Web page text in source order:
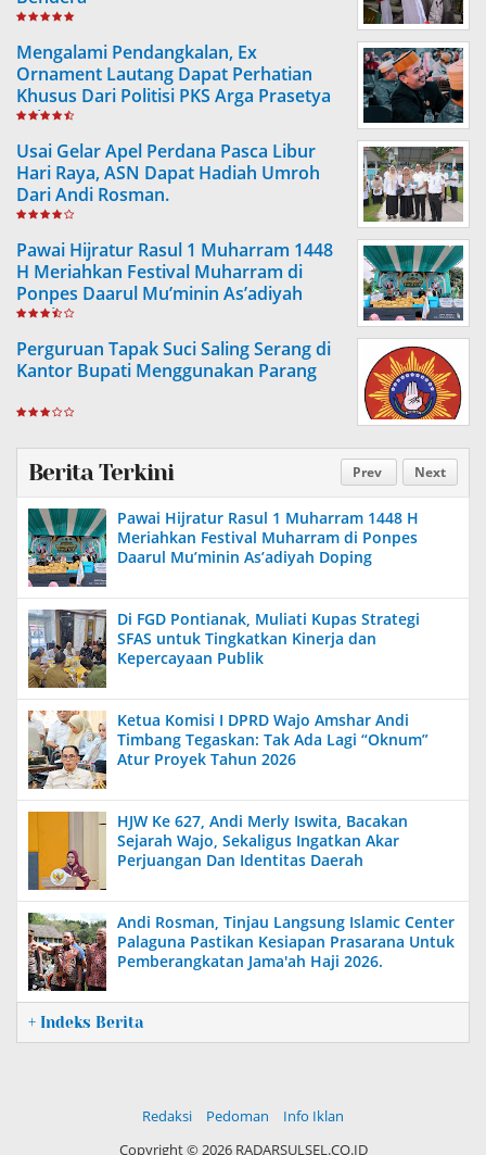
Mengalami Pendangkalan, Ex
Ornament Lautang Dapat Perhatian
Khusus Dari Politisi PKS Arga Prasetya
Ashar
Usai Gelar Apel Perdana Pasca Libur
Hari Raya, ASN Dapat Hadiah Umroh
Dari Andi Rosman.
Pawai Hijratur Rasul 1 Muharram 1448
H Meriahkan Festival Muharram di
Ponpes Daarul Mu’minin As’adiyah
Doping
Perguruan Tapak Suci Saling Serang di
Kantor Bupati Menggunakan Parang
Prev Next
Berita Terkini
Pawai Hijratur Rasul 1 Muharram 1448 H
Meriahkan Festival Muharram di Ponpes
Daarul Mu’minin As’adiyah Doping
Di FGD Pontianak, Muliati Kupas Strategi
SFAS untuk Tingkatkan Kinerja dan
Kepercayaan Publik
Ketua Komisi I DPRD Wajo Amshar Andi
Timbang Tegaskan: Tak Ada Lagi “Oknum”
Atur Proyek Tahun 2026
HJW Ke 627, Andi Merly Iswita, Bacakan
Sejarah Wajo, Sekaligus Ingatkan Akar
Perjuangan Dan Identitas Daerah
Andi Rosman, Tinjau Langsung Islamic Center
Palaguna Pastikan Kesiapan Prasarana Untuk
Pemberangkatan Jama'ah Haji 2026.
+ Indeks Berita
Redaksi Pedoman
Info Iklan
Copyright ©2026 RADARSULSEL.CO.ID